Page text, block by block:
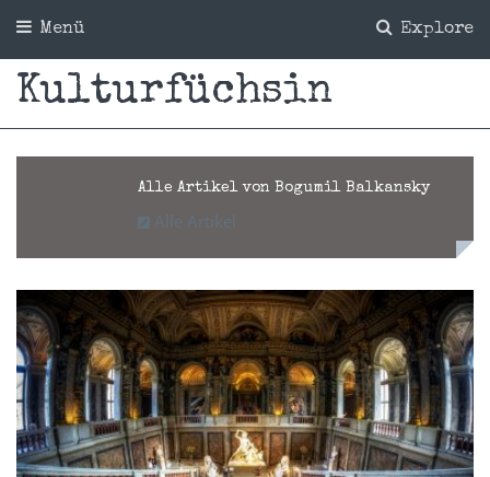
Explore
Menü
Kulturfüchsin
Alle Artikel von Bogumil Balkansky
Alle Artikel